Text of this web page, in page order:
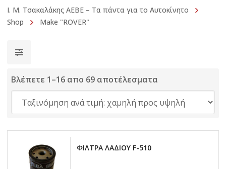
Ι. Μ. Τσακαλάκης ΑΕΒΕ – Τα πάντα για το Αυτοκίνητο
Shop
Make "ROVER"
Βλέπετε 1–16 απο 69 αποτέλεσματα
ΦΙΛΤΡΑ ΛΑΔΙΟΥ F-510